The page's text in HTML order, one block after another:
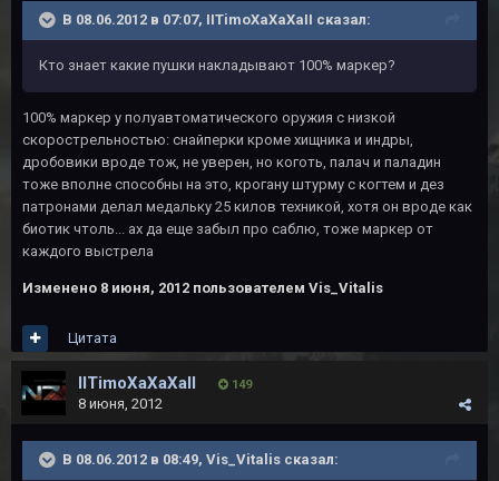
В 08.06.2012 в 07:07, IITimoXaXaXaII сказал:
Кто знает какие пушки накладывают 100% маркер?
100% маркер у полуавтоматического оружия с низкой
скорострельностью: снайперки кроме хищника и индры,
дробовики вроде тож, не уверен, но коготь, палач и паладин
тоже вполне способны на это, крогану штурму с когтем и дез
патронами делал медальку 25 килов техникой, хотя он вроде как
биотик чтоль... ах да еще забыл про саблю, тоже маркер от
каждого выстрела
Изменено 8 июня, 2012 пользователем Vis_Vitalis
Цитата
IITimoXaXaXaII 149
8 июня, 2012
В 08.06.2012 в 08:49, Vis_Vitalis сказал: